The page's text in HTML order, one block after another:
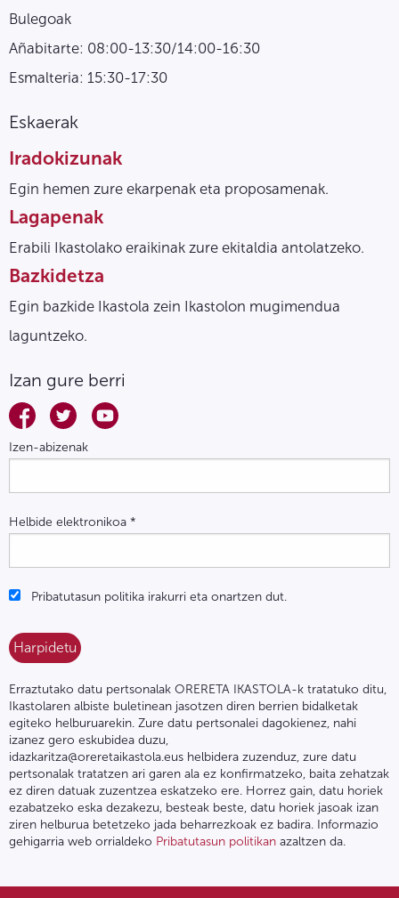
Bulegoak
Añabitarte: 08:00-13:30/14:00-16:30
Esmalteria: 15:30-17:30
Eskaerak
Iradokizunak
Egin hemen zure ekarpenak eta proposamenak.
Lagapenak
Erabili Ikastolako eraikinak zure ekitaldia antolatzeko.
Bazkidetza
Egin bazkide Ikastola zein Ikastolon mugimendua
laguntzeko.
Izan gure berri
Izen-abizenak
Helbide elektronikoa *
Pribatutasun politika irakurri eta onartzen dut.
Erraztutako datu pertsonalak ORERETA IKASTOLA-k tratatuko ditu,
Ikastolaren albiste buletinean jasotzen diren berrien bidalketak
egiteko helburuarekin. Zure datu pertsonalei dagokienez, nahi
izanez gero eskubidea duzu,
idazkaritza@oreretaikastola.eus helbidera zuzenduz, zure datu
pertsonalak tratatzen ari garen ala ez konfirmatzeko, baita zehatzak
ez diren datuak zuzentzea eskatzeko ere. Horrez gain, datu horiek
ezabatzeko eska dezakezu, besteak beste, datu horiek jasoak izan
ziren helburua betetzeko jada beharrezkoak ez badira. Informazio
gehigarria web orrialdeko Pribatutasun politikan azaltzen da.